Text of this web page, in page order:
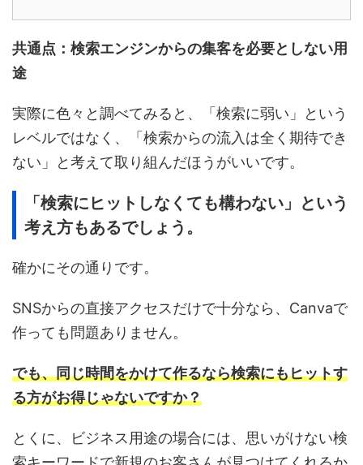
共通点：検索エンジンからの集客を必要としない用
途
実際に色々と調べてみると、「検索に弱い」という
レベルではなく、「検索からの流入は全く期待でき
ない」と考えて取り組んだほうがいいです。
「検索にヒットしなくても構わない」という
考え方もあるでしょう。
確かにその通りです。
SNSからの直接アクセスだけで十分なら、Canvaで
作っても問題ありません。
でも、同じ時間をかけて作るなら検索にもヒットす
る方がお得じゃないですか？
とくに、ビジネス用途の場合には、思いがけない検